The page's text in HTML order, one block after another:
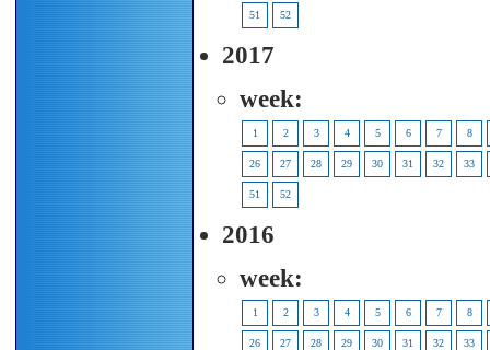
51 52
2017
week:
1 2 3 4 5 6 7 8
26 27 28 29 30 31 32 33
51 52
2016
week:
1 2 3 4 5 6 7 8
26 27 28 29 30 31 32 33